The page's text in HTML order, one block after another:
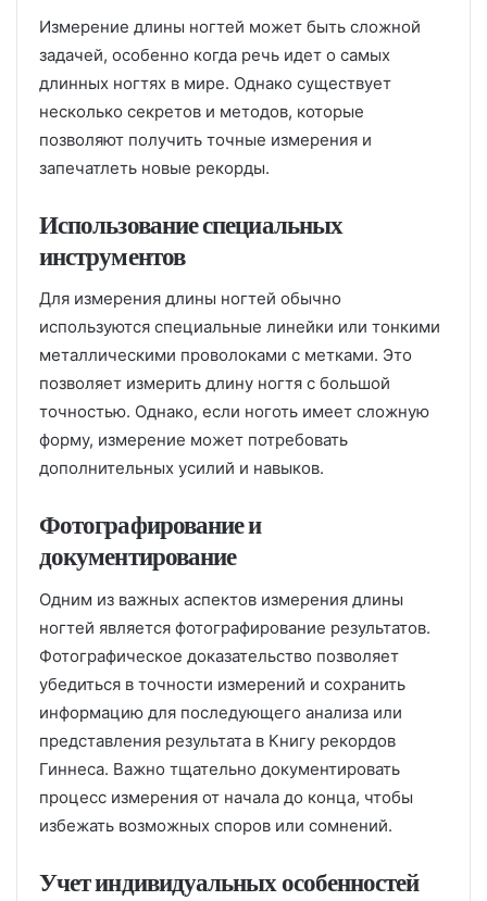
Измерение длины ногтей может быть сложной
задачей, особенно когда речь идет о самых
длинных ногтях в мире. Однако существует
несколько секретов и методов, которые
позволяют получить точные измерения и
запечатлеть новые рекорды.
Использование специальных
инструментов
Для измерения длины ногтей обычно
используются специальные линейки или тонкими
металлическими проволоками с метками. Это
позволяет измерить длину ногтя с большой
точностью. Однако, если ноготь имеет сложную
форму, измерение может потребовать
дополнительных усилий и навыков.
Фотографирование и
документирование
Одним из важных аспектов измерения длины
ногтей является фотографирование результатов.
Фотографическое доказательство позволяет
убедиться в точности измерений и сохранить
информацию для последующего анализа или
представления результата в Книгу рекордов
Гиннеса. Важно тщательно документировать
процесс измерения от начала до конца, чтобы
избежать возможных споров или сомнений.
Учет индивидуальных особенностей